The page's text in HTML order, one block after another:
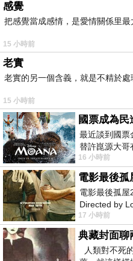
感覺
把感覺當成感情，是愛情關係里最
15 小時前
老實
老實的另一個含義，就是不精於處
15 小時前
最近談到國票
替許崑源大哥
其實就是想要
16 小時前
電影最後孤
Directed by
Robinson
17 小時前
典藏封面聊
人類對不死